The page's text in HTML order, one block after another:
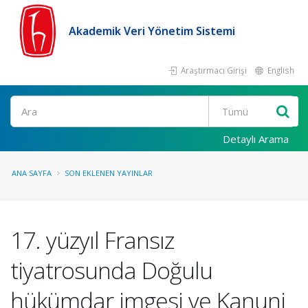
Akademik Veri Yönetim Sistemi
Araştırmacı Girişi English
Ara
Detaylı Arama
ANA SAYFA SON EKLENEN YAYINLAR
17. yüzyıl Fransız
tiyatrosunda Doğulu
hükümdar imgesi ve Kanuni